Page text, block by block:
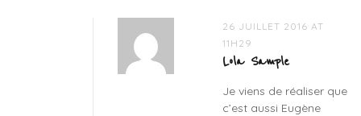
26 JUILLET 2016 AT
11H29
Lola Sample
Je viens de réaliser que
c’est aussi Eugène